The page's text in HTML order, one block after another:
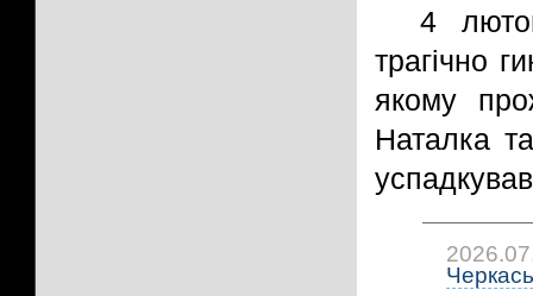
4
трагічно
якому
Наталка